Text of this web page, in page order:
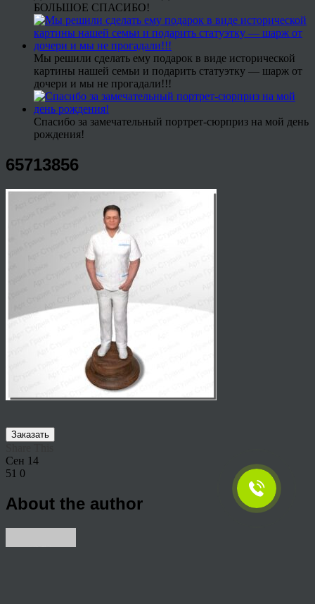
БОЛЬШОЕ СПАСИБО!
Мы решили сделать ему подарок в виде исторической
картины нашей семьи и подарить статуэтку — шарж от
дочери и мы не прогадали!!!
Спасибо за замечательный портрет-сюрприз на мой день
рождения!
65713856
Заказать
Сен 14
51 0
About the author